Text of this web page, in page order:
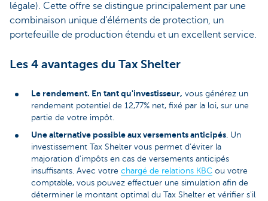
légale). Cette offre se distingue principalement par une
combinaison unique d'éléments de protection, un
portefeuille de production étendu et un excellent service.
Les 4 avantages du Tax Shelter
Le rendement. En tant qu'investisseur, vous générez un
rendement potentiel de 12,77% net, fixé par la loi, sur une
partie de votre impôt.
Une alternative possible aux versements anticipés . Un
investissement Tax Shelter vous permet d’éviter la
majoration d'impôts en cas de versements anticipés
insuffisants. Avec votre chargé de relations KBC ou votre
comptable, vous pouvez effectuer une simulation afin de
déterminer le montant optimal du Tax Shelter et vérifier s'il